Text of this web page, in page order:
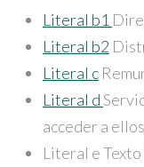
Literal b1
Literal b2
Literal c
Literal d
acceder a ellos
Literal e